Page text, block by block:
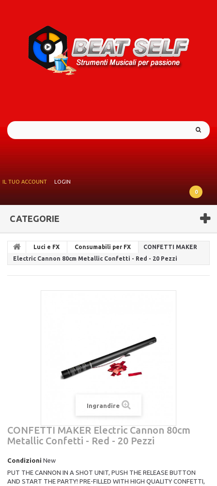
IL TUO ACCOUNT
LOGIN
0
CATEGORIE
Luci e FX Consumabili per FX
CONFETTI MAKER
Electric Cannon 80cm Metallic Confetti - Red - 20 Pezzi
Ingrandire
CONFETTI MAKER Electric Cannon 80cm
Metallic Confetti - Red - 20 Pezzi
Condizioni New
PUT THE CANNON IN A SHOT UNIT, PUSH THE RELEASE BUTTON
AND START THE PARTY! PRE-FILLED WITH HIGH QUALITY CONFETTI,